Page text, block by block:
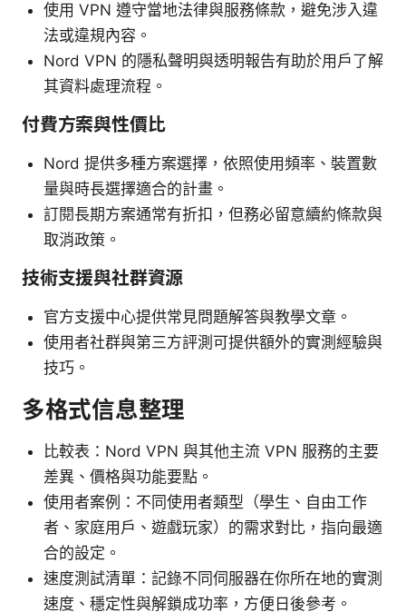
使用 VPN 遵守當地法律與服務條款，避免涉入違
法或違規內容。
Nord VPN 的隱私聲明與透明報告有助於用戶了解
其資料處理流程。
付費方案與性價比
Nord 提供多種方案選擇，依照使用頻率、裝置數
量與時長選擇適合的計畫。
訂閱長期方案通常有折扣，但務必留意續約條款與
取消政策。
技術支援與社群資源
官方支援中心提供常見問題解答與教學文章。
使用者社群與第三方評測可提供額外的實測經驗與
技巧。
多格式信息整理
比較表：Nord VPN 與其他主流 VPN 服務的主要
差異、價格與功能要點。
使用者案例：不同使用者類型（學生、自由工作
者、家庭用戶、遊戲玩家）的需求對比，指向最適
合的設定。
速度測試清單：記錄不同伺服器在你所在地的實測
速度、穩定性與解鎖成功率，方便日後參考。